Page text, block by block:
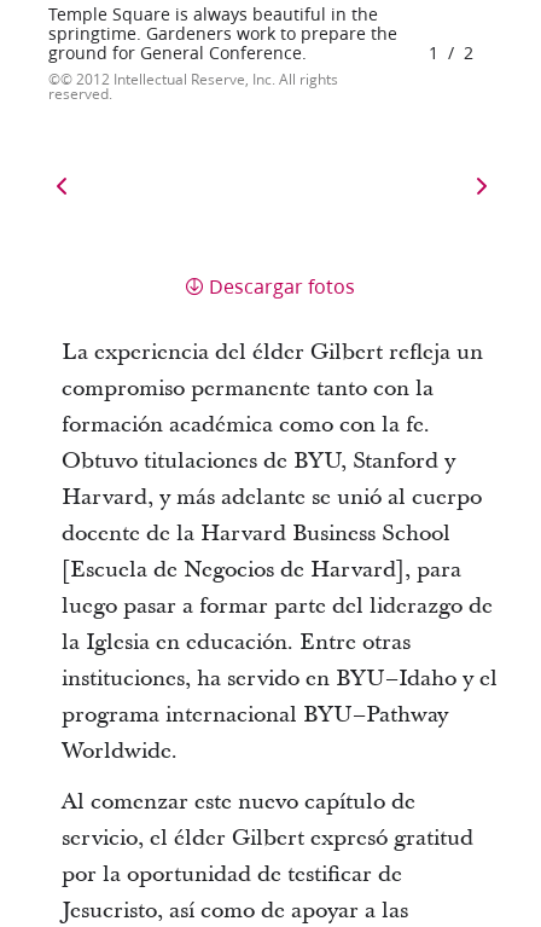
Temple Square is always beautiful in the
springtime. Gardeners work to prepare the
ground for General Conference.
© 2012 Intellectual Reserve, Inc. All rights
reserved.
1 / 2
Descargar fotos
La experiencia del élder Gilbert refleja un
compromiso permanente tanto con la
formación académica como con la fe.
Obtuvo titulaciones de BYU, Stanford y
Harvard, y más adelante se unió al cuerpo
docente de la Harvard Business School
[Escuela de Negocios de Harvard], para
luego pasar a formar parte del liderazgo de
la Iglesia en educación. Entre otras
instituciones, ha servido en BYU–Idaho y el
programa internacional BYU–Pathway
Worldwide.
Al comenzar este nuevo capítulo de
servicio, el élder Gilbert expresó gratitud
por la oportunidad de testificar de
Jesucristo, así como de apoyar a las